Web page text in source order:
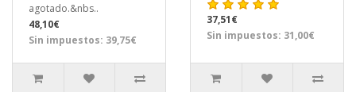
agotado.&nbs..
48,10€
Sin impuestos: 39,75€
37,51€
Sin impuestos: 31,00€